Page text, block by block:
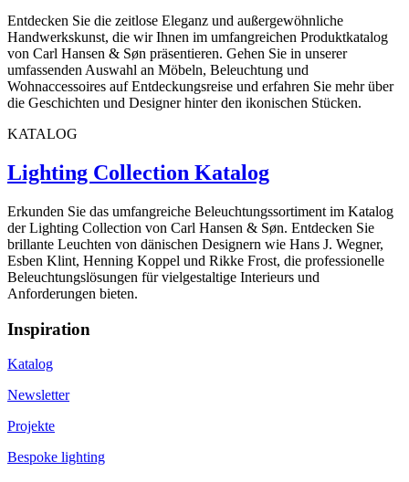
Entdecken Sie die zeitlose Eleganz und außergewöhnliche
Handwerkskunst, die wir Ihnen im umfangreichen Produktkatalog
von Carl Hansen & Søn präsentieren. Gehen Sie in unserer
umfassenden Auswahl an Möbeln, Beleuchtung und
Wohnaccessoires auf Entdeckungsreise und erfahren Sie mehr über
die Geschichten und Designer hinter den ikonischen Stücken.
KATALOG
Lighting Collection Katalog
Erkunden Sie das umfangreiche Beleuchtungssortiment im Katalog
der Lighting Collection von Carl Hansen & Søn. Entdecken Sie
brillante Leuchten von dänischen Designern wie Hans J. Wegner,
Esben Klint, Henning Koppel und Rikke Frost, die professionelle
Beleuchtungslösungen für vielgestaltige Interieurs und
Anforderungen bieten.
Inspiration
Katalog
Newsletter
Projekte
Bespoke lighting